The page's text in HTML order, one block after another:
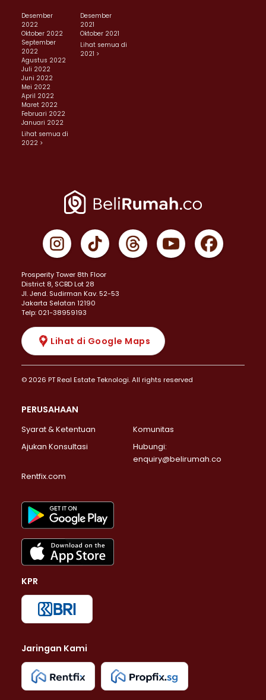
Desember
2022
Oktober 2022
September
2022
Agustus 2022
Juli 2022
Juni 2022
Mei 2022
April 2022
Maret 2022
Februari 2022
Januari 2022
Lihat semua di
2022 >
Desember
2021
Oktober 2021
Lihat semua di
2021 >
Prosperity Tower 8th Floor
District 8, SCBD Lot 28
JI. Jend. Sudirman Kav. 52-53
Jakarta Selatan 12190
Telp: 021-38959193
Lihat di Google Maps
© 2026 PT Real Estate Teknologi. All rights reserved
PERUSAHAAN
Syarat & Ketentuan
Komunitas
Ajukan Konsultasi
Hubungi:
enquiry@belirumah.co
Rentfix.com
KPR
Jaringan Kami